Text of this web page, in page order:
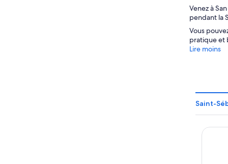
Venez à
pendant la
Vous
pratique et
Lire moins
Saint-
The